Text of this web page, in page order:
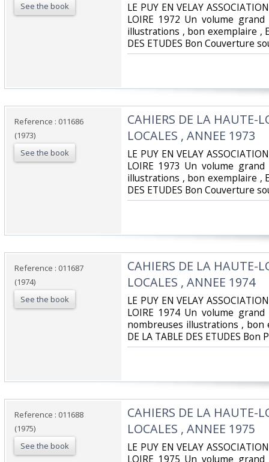
See the book
‎LE PUY EN VELAY
LOIRE 1972 Un volume
illustrations , bon exemplaire ,
DES ETUDES Bon Couverture
Reference : 011686
(1973)
See the book
‎CAHIERS DE LA HAUTE-
LOCALES , ANNEE 1973‎
‎LE PUY EN VELAY
LOIRE 1973 Un volume
illustrations , bon exemplaire ,
DES ETUDES Bon Couverture
Reference : 011687
(1974)
See the book
‎CAHIERS DE LA HAUTE-
LOCALES , ANNEE 1974‎
‎LE PUY EN VELAY
LOIRE 1974 Un volume
nombreuses illustrations , bon
DE LA TABLE DES ETUDES
Reference : 011688
(1975)
See the book
‎CAHIERS DE LA HAUTE-
LOCALES , ANNEE 1975‎
‎LE PUY EN VELAY
LOIRE 1975 Un volume